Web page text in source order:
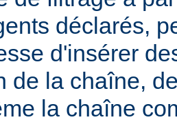
déclarés,
d'insérer
de la chaîne,
la chaîne